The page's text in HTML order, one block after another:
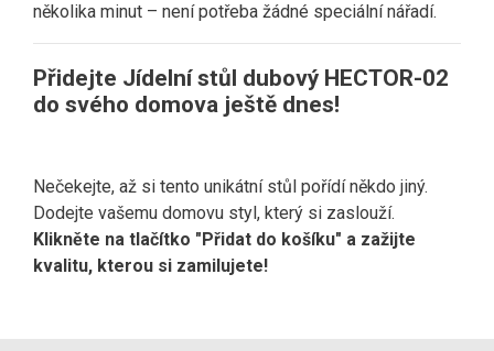
několika minut – není potřeba žádné speciální nářadí.
Přidejte Jídelní stůl dubový HECTOR-02
do svého domova ještě dnes!
Nečekejte, až si tento unikátní stůl pořídí někdo jiný.
Dodejte vašemu domovu styl, který si zaslouží.
Klikněte na tlačítko "Přidat do košíku" a zažijte
kvalitu, kterou si zamilujete!